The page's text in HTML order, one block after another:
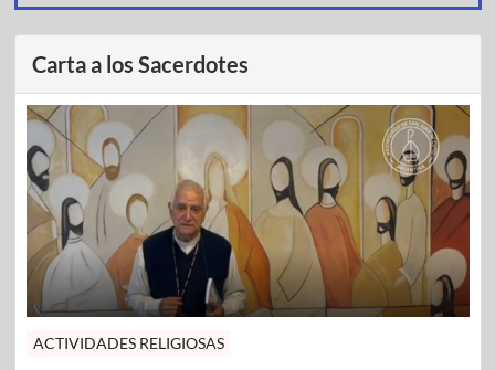
Carta a los Sacerdotes
ACTIVIDADES RELIGIOSAS